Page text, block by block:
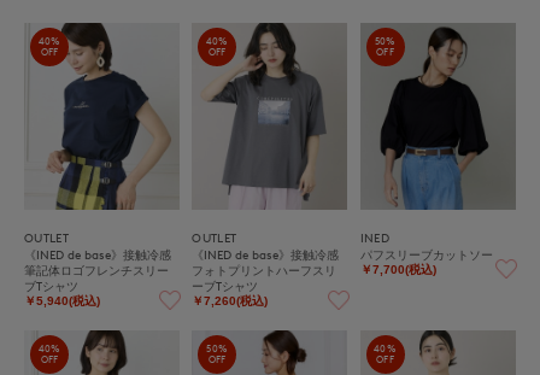
40%
OFF
OUTLET
《INED de base》接触冷感
筆記体ロゴフレンチスリー
ブTシャツ
￥5,940(税込)
40%
OFF
OUTLET
《INED de base》接触冷感
フォトプリントハーフスリ
ーブTシャツ
￥7,260(税込)
50%
OFF
INED
パフスリーブカットソー
￥7,700(税込)
40%
OFF
50%
OFF
40%
OFF